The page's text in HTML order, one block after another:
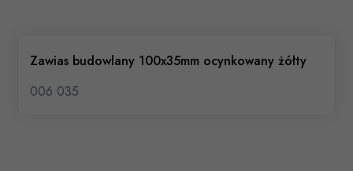
Zawias budowlany 100x35mm ocynkowany żółty
006 035